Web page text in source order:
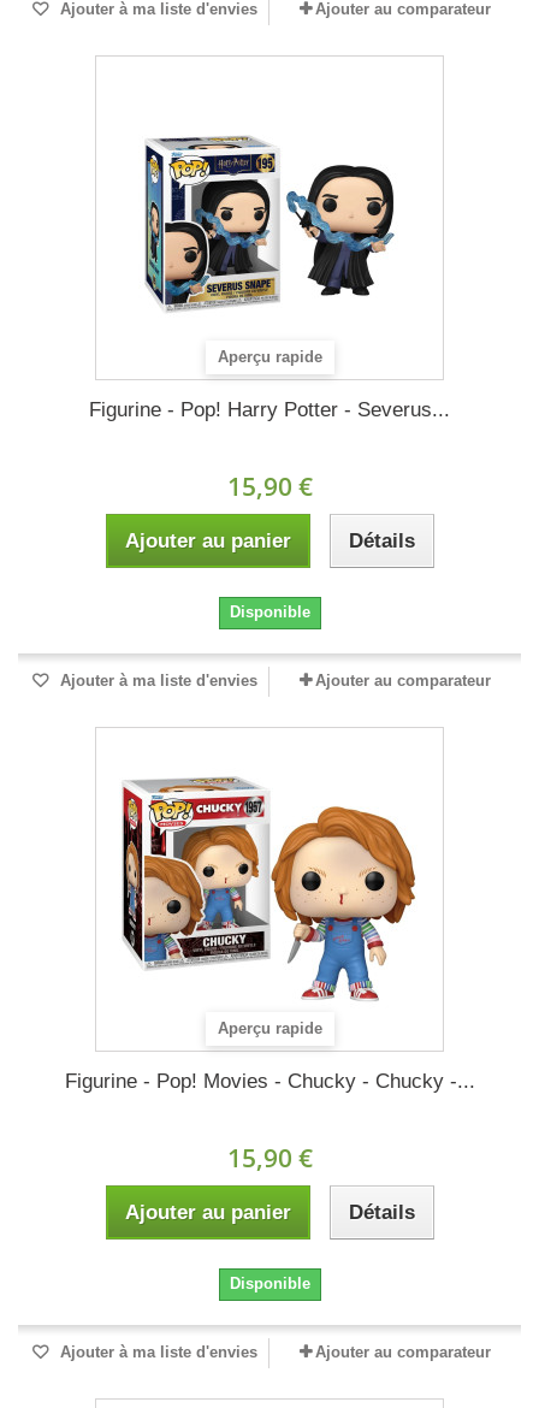
Ajouter à ma liste d'envies Ajouter au comparateur
Aperçu rapide
Figurine - Pop! Harry Potter - Severus...
15,90 €
Ajouter au panier Détails
Disponible
Ajouter à ma liste d'envies Ajouter au comparateur
Aperçu rapide
Figurine - Pop! Movies - Chucky - Chucky -...
15,90 €
Ajouter au panier Détails
Disponible
Ajouter à ma liste d'envies Ajouter au comparateur